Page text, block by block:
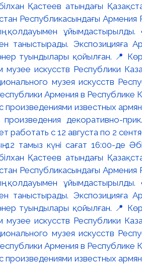
12 тамыз күні сағат 16:00-де
Қастеев атындағы
Республикасындағы Армения
қолдауымен
таныстырады. Экспозицияға
туындылары қойылған. 📍
музее искусств Республики
музея искусств
Армения в Республике
произведениями известных